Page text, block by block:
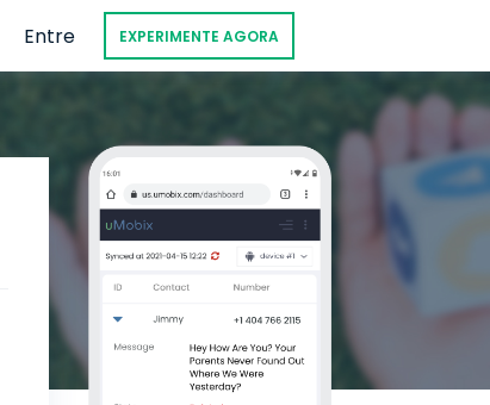
Entre EXPERIMENTE AGORA